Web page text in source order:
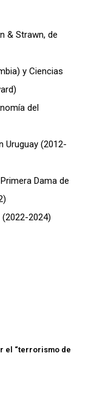
& Strawn, de
y Ciencias
del
Uruguay (2012-
Dama de
(2022-2024)
el “terrorismo de